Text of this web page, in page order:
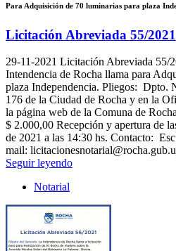
Para Adquisición de 70 luminarias para plaza
Licitación Abreviada 55/2021
29-11-2021 Licitación Abreviada 55/
Intendencia de Rocha llama para
plaza Independencia. Pliegos: Dpto.
176 de la Ciudad de Rocha y en la
la página web de la Comuna de
$ 2.000,00 Recepción y apertura de
de 2021 a las 14:30 hs. Contacto:
mail:
Seguir leyendo
Notarial